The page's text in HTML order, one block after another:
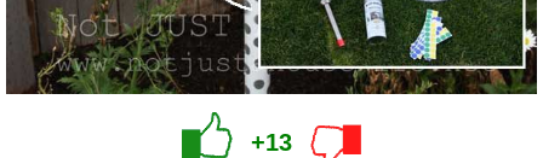
+13